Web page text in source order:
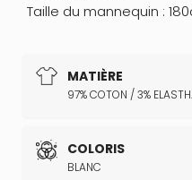
MATIÈRE
97% COTON / 3%
COLORIS
BLANC
Taille du mannequin :